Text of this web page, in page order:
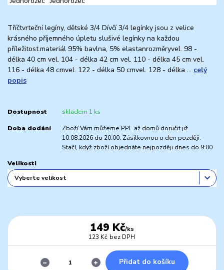
Tříčtvrteční legíny, dětské 3/4 Dívčí 3/4 legínky jsou z velice
krásného příjemného úpletu slušivé legínky na každou
příležitost.materiál 95% bavlna, 5% elastanrozměryvel. 98 -
délka 40 cm vel. 104 - délka 42 cm vel. 110 - délka 45 cm vel.
116 - délka 48 cmvel. 122 - délka 50 cmvel. 128 - délka ... celý
popis
Dostupnost skladem 1 ks
Doba dodání
Zboží Vám můžeme PPL až domů doručit již
10.08.2026 do 20:00. Zásilkovnou o den později.
Stačí, když zboží objednáte nejpozději dnes do 9:00
Velikosti
149 Kč/ks
123 Kč bez DPH
Přidat do košíku